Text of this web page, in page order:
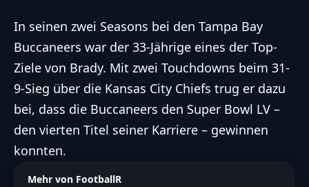
In seinen zwei Seasons bei den Tampa Bay
Buccaneers war der 33-Jährige eines der Top-
Ziele von Brady. Mit zwei Touchdowns beim 31-
9-Sieg über die Kansas City Chiefs trug er dazu
bei, dass die Buccaneers den Super Bowl LV –
den vierten Titel seiner Karriere – gewinnen
konnten.
Mehr von FootballR